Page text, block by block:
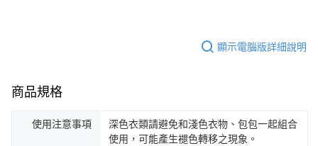
顯示電腦版詳細說明
商品規格
使用注意事項
深色衣類請避免和淺色衣物、包包一起組合
使用，可能產生褪色轉移之現象。